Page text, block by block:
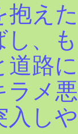
抱え
し、
道路
ラメ
入し